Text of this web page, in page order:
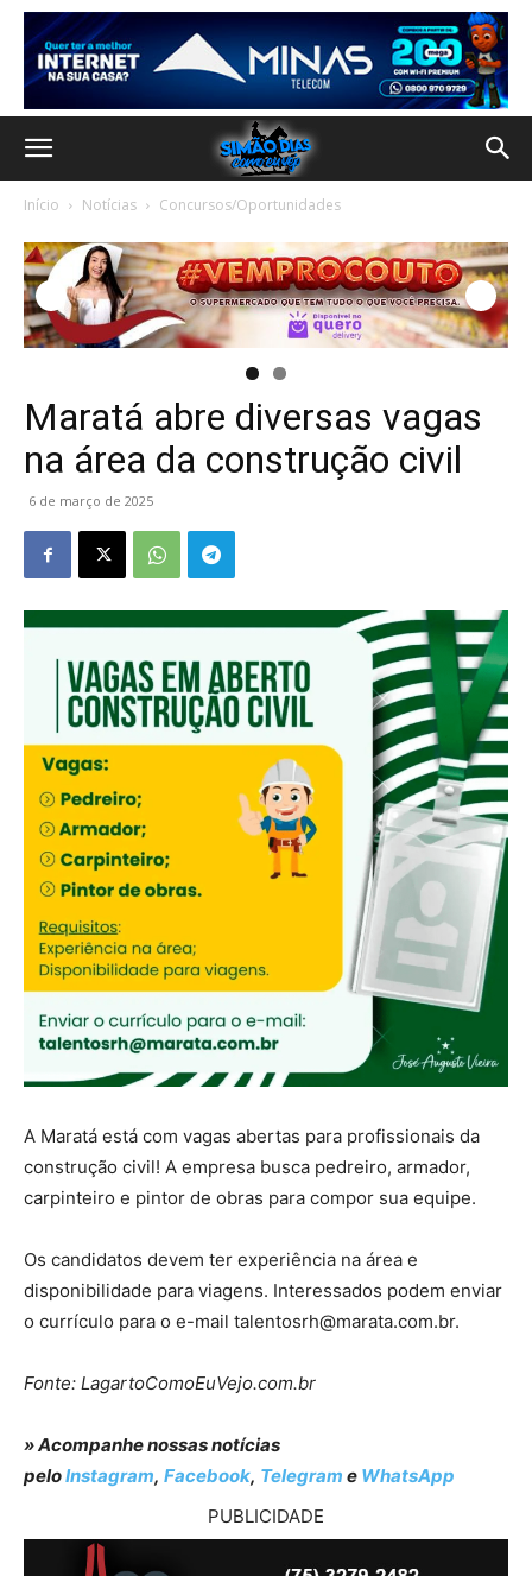
Início Notícias Concursos/Oportunidades
Maratá abre diversas vagas
na área da construção civil
6 de março de 2025
A Maratá está com vagas abertas para profissionais da
construção civil! A empresa busca pedreiro, armador,
carpinteiro e pintor de obras para compor sua equipe.
Os candidatos devem ter experiência na área e
disponibilidade para viagens. Interessados podem enviar
o currículo para o e-mail talentosrh@marata.com.br.
Fonte: LagartoComoEuVejo.com.br
» Acompanhe nossas notícias
peloInstagram, Facebook, Telegram e WhatsApp
PUBLICIDADE